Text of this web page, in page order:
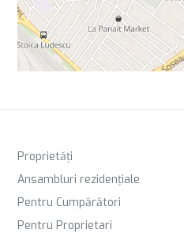
Proprietăți
Ansambluri rezidențiale
Pentru Cumpărători
Pentru Proprietari